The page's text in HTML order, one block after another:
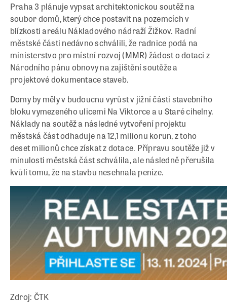
Praha 3 plánuje vypsat architektonickou soutěž na
soubor domů, který chce postavit na pozemcích v
blízkosti areálu Nákladového nádraží Žižkov. Radní
městské části nedávno schválili, že radnice podá na
ministerstvo pro místní rozvoj (MMR) žádost o dotaci z
Národního pánu obnovy na zajištění soutěže a
projektové dokumentace staveb.
Domy by měly v budoucnu vyrůst v jižní části stavebního
bloku vymezeného ulicemi Na Viktorce a u Staré cihelny.
Náklady na soutěž a následné vytvoření projektu
městská část odhaduje na 12,1 milionu korun, z toho
deset milionů chce získat z dotace. Přípravu soutěže již v
minulosti městská část schválila, ale následně přerušila
kvůli tomu, že na stavbu nesehnala peníze.
Zdroj: ČTK